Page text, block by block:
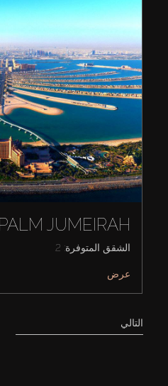
PALM JUMEIRAH
الشقق المتوفرة: 2
عرض
التالي